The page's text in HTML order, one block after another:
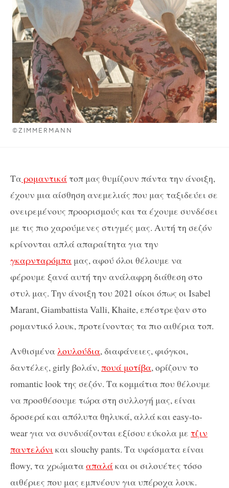
©ZIMMERMANN
Ταρομαντικάτοπ μας θυμίζουν πάντα την άνοιξη,
έχουν μια αίσθηση ανεμελιάς που μας ταξιδεύει σε
ονειρεμένους προορισμούς και τα έχουμε συνδέσει
με τις πιο χαρούμενες στιγμές μας. Αυτή τη σεζόν
κρίνονται απλά απαραίτητα για την
γκαρνταρόμπα μας, αφού όλοι θέλουμε να
φέρουμε ξανά αυτή την ανάλαφρη διάθεση στο
στυλ μας. Την άνοιξη του 2021 οίκοι όπως οι Isabel
Marant, Giambattista Valli, Khaite, επέστρεψαν στο
ρομαντικό λουκ, προτείνοντας τα πιο αιθέρια τοπ.
Ανθισμένα λουλούδια, διαφάνειες, φιόγκοι,
δαντέλες, girly βολάν,πουά μοτίβα, ορίζουν το
romantic look της σεζόν. Τα κομμάτια που θέλουμε
να προσθέσουμε τώρα στη συλλογή μας, είναι
δροσερά και απόλυτα θηλυκά, αλλά και easy-to-
wear για να συνδυάζονται εξίσου εύκολα με τζιν
παντελόνι και slouchy pants. Τα υφάσματα είναι
flowy, τα χρώματααπαλάκαι οι σιλουέτες τόσο
αιθέριες που μας εμπνέουν για υπέροχα λουκ.